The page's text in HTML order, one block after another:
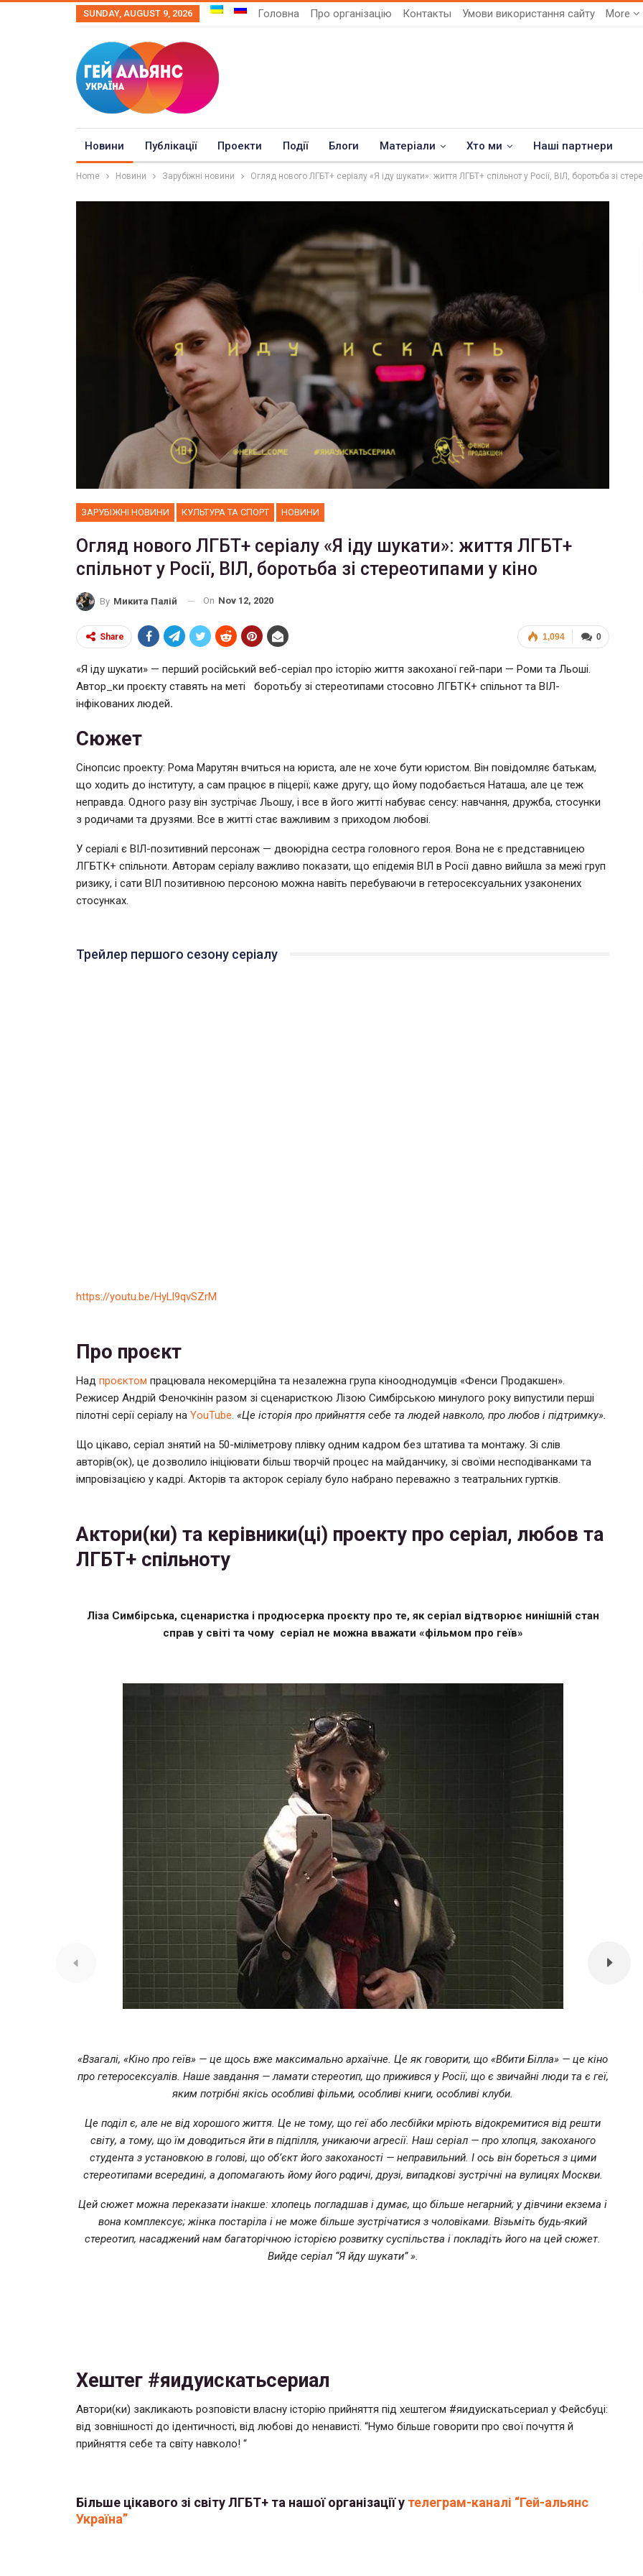
SUNDAY, AUGUST 9, 2026 Головна Про організацію Контакты Умови використання сайту More
Новини Публікації Проекти Події Блоги Матеріали Хто ми Наші партнери
Home Новини Зарубіжні новини Огляд нового ЛГБТ+ серіалу «Я іду шукати»: життя ЛГБТ+ спільнот у Росії, ВІЛ, боротьба зі
ЗАРУБІЖНІ НОВИНИ КУЛЬТУРА ТА СПОРТ НОВИНИ
Огляд нового ЛГБТ+ серіалу «Я іду шукати»: життя ЛГБТ+
спільнот у Росії, ВІЛ, боротьба зі стереотипами у кіно
By Микита Палій On Nov 12, 2020
0
1,094
Share
«Я іду шукати» — перший російський веб-серіал про історію життя закоханої гей-пари — Роми та Льоші.
Автор_ки проєкту ставять на меті боротьбу зі стереотипами стосовно ЛГБТК+ спільнот та ВІЛ-
інфікованих людей.
Сюжет
Сінопсис проекту: Рома Марутян вчиться на юриста, але не хоче бути юристом. Він повідомляє батькам,
що ходить до інституту, а сам працює в піцерії; каже другу, що йому подобається Наташа, але це теж
неправда. Одного разу він зустрічає Льошу, і все в його житті набуває сенсу: навчання, дружба, стосунки
з родичами та друзями. Все в житті стає важливим з приходом любові.
У серіалі є ВІЛ-позитивний персонаж — двоюрідна сестра головного героя. Вона не є представницею
ЛГБТК+ спільноти. Авторам серіалу важливо показати, що епідемія ВІЛ в Росії давно вийшла за межі груп
ризику, і сати ВІЛ позитивною персоною можна навіть перебуваючи в гетеросексуальних узаконених
стосунках.
Трейлер першого сезону серіалу
https://youtu.be/HyLl9qvSZrM
Про проєкт
Над проєктом працювала некомерційна та незалежна група кінооднодумців «Фенси Продакшен».
Режисер Андрій Феночкінін разом зі сценаристкою Лізою Симбірською минулого року випустили перші
пілотні серії серіалу на YouTubе. «Це історія про прийняття себе та людей навколо, про любов і підтримку».
Що цікаво, серіал знятий на 50-міліметрову плівку одним кадром без штатива та монтажу. Зі слів
авторів(ок), це дозволило ініціювати більш творчій процес на майданчику, зі своїми несподіванками та
імпровізацією у кадрі. Акторів та акторок серіалу було набрано переважно з театральних гуртків.
Актори(ки) та керівники(ці) проекту про серіал, любов та
ЛГБТ+ спільноту
Ліза Симбірська, сценаристка і продюсерка проєкту про те, як серіал відтворює нинішній стан
справ у світі та чому серіал не можна вважати «фільмом про геїв»
«Взагалі, «Кіно про геїв» — це щось вже максимально архаїчне. Це як говорити, що «Вбити Білла» — це кіно
про гетеросексуалів. Наше завдання — ламати стереотип, що прижився у Росії, що є звичайні люди та є геї,
яким потрібні якісь особливі фільми, особливі книги, особливі клуби.
Це поділ є, але не від хорошого життя. Це не тому, що геї або лесбійки мріють відокремитися від решти
світу, а тому, що їм доводиться йти в підпілля, уникаючи агресії. Наш серіал — про хлопця, закоханого
студента з установкою в голові, що об’єкт його закоханості — неправильний. І ось він бореться з цими
стереотипами всередині, а допомагають йому його родичі, друзі, випадкові зустрічні на вулицях Москви.
Цей сюжет можна переказати інакше: хлопець погладшав і думає, що більше негарний; у дівчини екзема і
вона комплексує; жінка постаріла і не може більше зустрічатися з чоловіками. Візьміть будь-який
стереотип, насаджений нам багаторічною історією розвитку суспільства і покладіть його на цей сюжет.
Вийде серіал “Я йду шукати” ».
Хештег #яидуискатьсериал
Автори(ки) закликають розповісти власну історію прийняття під хештегом #яидуискатьсериал у Фейсбуці:
від зовнішності до ідентичності, від любові до ненависті. “Нумо більше говорити про свої почуття й
прийняття себе та світу навколо! “
Більше цікавого зі світу ЛГБТ+ та нашої організації у телеграм-каналі “Гей-альянс
Україна”